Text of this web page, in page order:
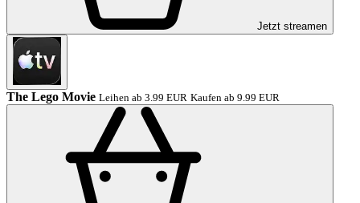
Jetzt streamen
The Lego Movie Leihen ab 3.99 EUR Kaufen ab 9.99 EUR